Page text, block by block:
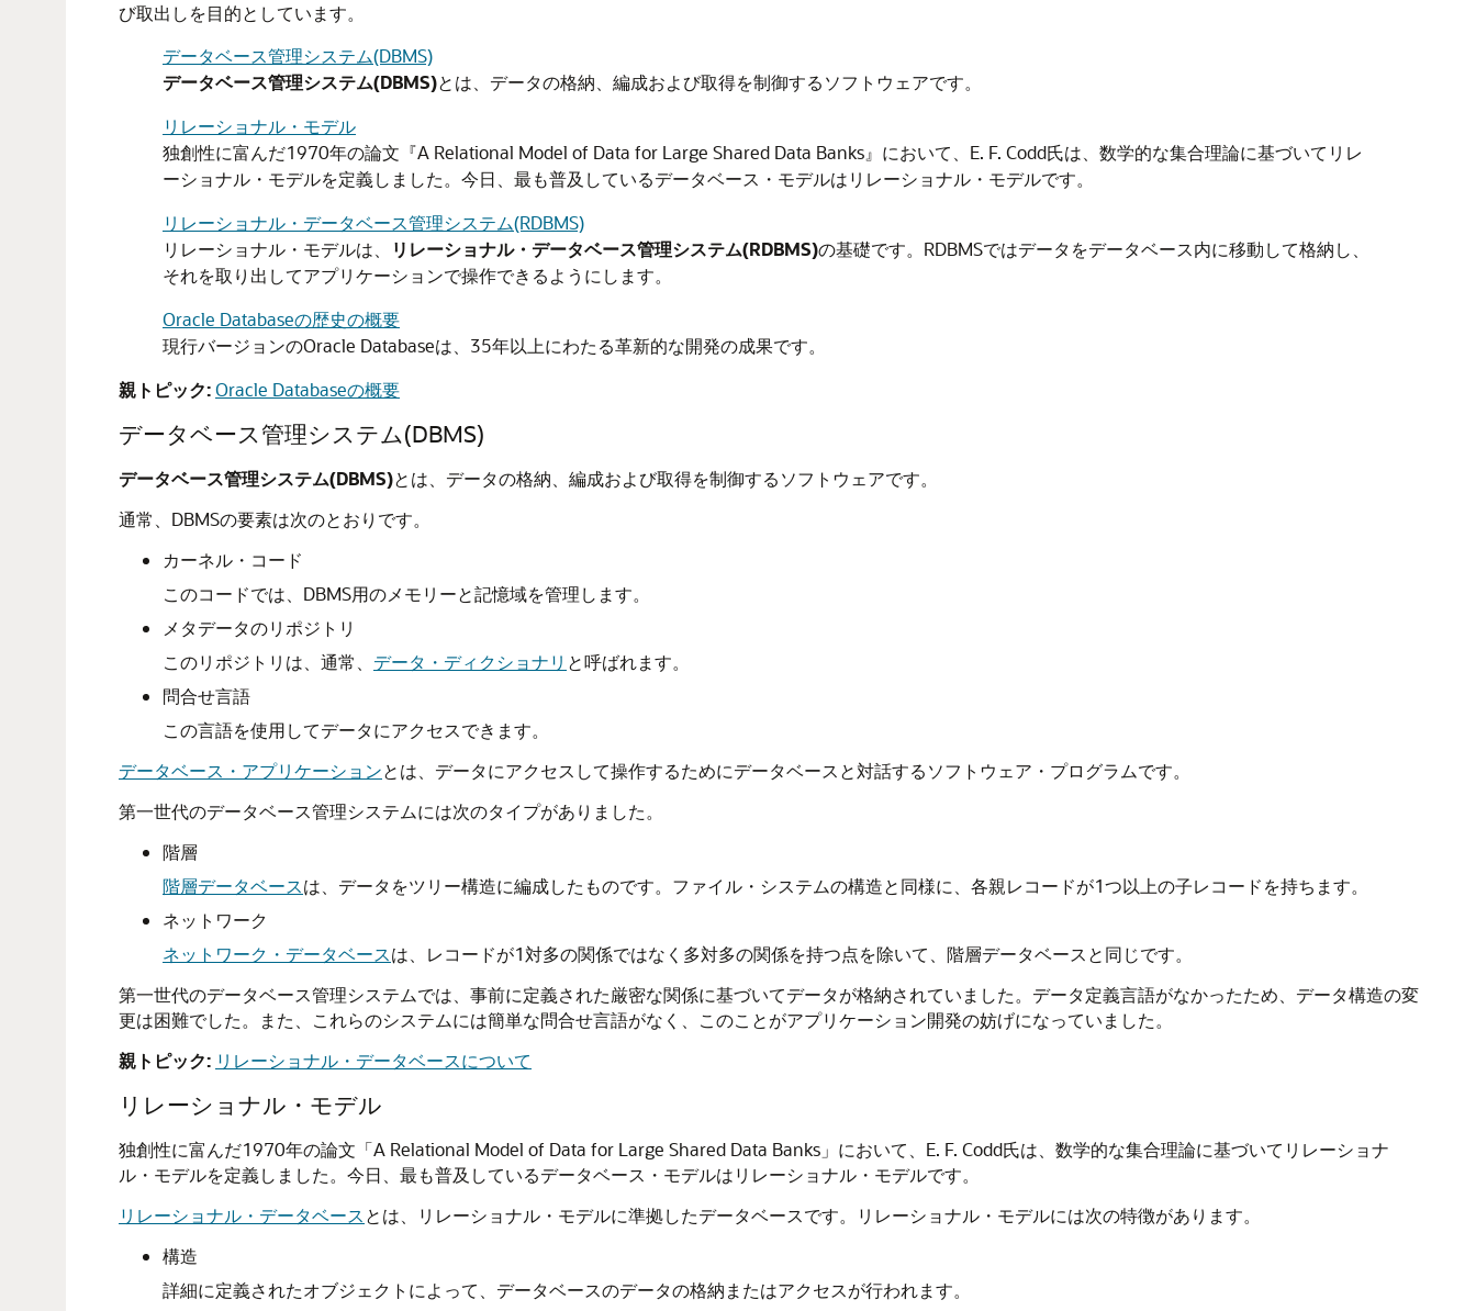
び取出しを目的としています。
データベース管理システム(DBMS)
データベース管理システム(DBMS)とは、データの格納、編成および取得を制御するソフトウェアです。
リレーショナル・モデル
独創性に富んだ1970年の論文『A Relational Model of Data for Large Shared Data Banks』において、E. F. Codd氏は、数学的な集合理論に基づいてリレ
ーショナル・モデルを定義しました。今日、最も普及しているデータベース・モデルはリレーショナル・モデルです。
リレーショナル・データベース管理システム(RDBMS)
リレーショナル・モデルは、
リレーショナル・データベース管理システム(RDBMS)の基礎です。RDBMSではデータをデータベース内に移動して格納し、
それを取り出してアプリケーションで操作できるようにします。
Oracle Databaseの歴史の概要
現行バージョンのOracle Databaseは、35年以上にわたる革新的な開発の成果です。
親トピック:Oracle Databaseの概要
データベース管理システム(DBMS)
データベース管理システム(DBMS)とは、データの格納、編成および取得を制御するソフトウェアです。
通常、DBMSの要素は次のとおりです。
カーネル・コード
このコードでは、DBMS用のメモリーと記憶域を管理します。
メタデータのリポジトリ
このリポジトリは、通常、 データ・ディクショナリ と呼ばれます。
問合せ言語
この言語を使用してデータにアクセスできます。
データベース・アプリケーションとは、データにアクセスして操作するためにデータベースと対話するソフトウェア・プログラムです。
第一世代のデータベース管理システムには次のタイプがありました。
階層
階層データベースは、データをツリー構造に編成したものです。ファイル・システムの構造と同様に、各親レコードが1つ以上の子レコードを持ちます。
ネットワーク
ネットワーク・データベースは、レコードが1対多の関係ではなく多対多の関係を持つ点を除いて、階層データベースと同じです。
第一世代のデータベース管理システムでは、事前に定義された厳密な関係に基づいてデータが格納されていました。データ定義言語がなかったため、データ構造の変
更は困難でした。また、これらのシステムには簡単な問合せ言語がなく、このことがアプリケーション開発の妨げになっていました。
親トピック: リレーショナル・データベースについて
リレーショナル・モデル
独創性に富んだ1970年の論文「A Relational Model of Data for Large Shared Data Banks」において、E. F. Codd氏は、数学的な集合理論に基づいてリレーショナ
ル・モデルを定義しました。今日、最も普及しているデータベース・モデルはリレーショナル・モデルです。
リレーショナル・データベースとは、リレーショナル・モデルに準拠したデータベースです。リレーショナル・モデルには次の特徴があります。
構造
詳細に定義されたオブジェクトによって、データベースのデータの格納またはアクセスが行われます。